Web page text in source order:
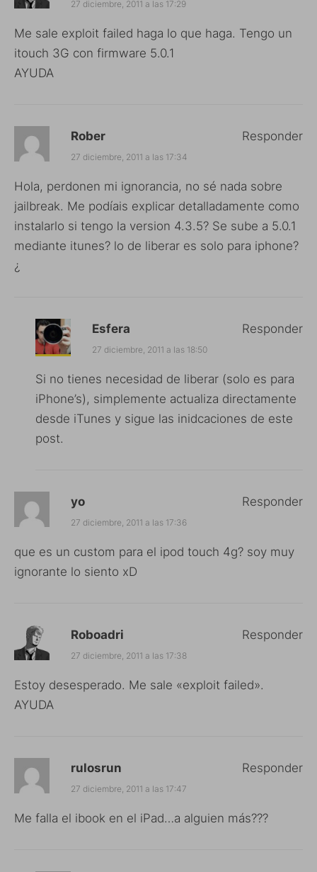
27 diciembre, 2011 a las 17:29
Me sale exploit failed haga lo que haga. Tengo un
itouch 3G con firmware 5.0.1
AYUDA
Rober
27 diciembre, 2011 a las 17:34
Hola, perdonen mi ignorancia, no sé nada sobre
jailbreak. Me podíais explicar detalladamente como
instalarlo si tengo la version 4.3.5? Se sube a 5.0.1
mediante itunes? lo de liberar es solo para iphone?
¿
Responder
Esfera
27 diciembre, 2011 a las 18:50
Si no tienes necesidad de liberar (solo es para
iPhone’s), simplemente actualiza directamente
desde iTunes y sigue las inidcaciones de este
post.
Responder
yo
27 diciembre, 2011 a las 17:36
que es un custom para el ipod touch 4g? soy muy
ignorante lo siento xD
Responder
Roboadri
27 diciembre, 2011 a las 17:38
Estoy desesperado. Me sale «exploit failed».
AYUDA
Responder
rulosrun
27 diciembre, 2011 a las 17:47
Me falla el ibook en el iPad…a alguien más???
Responder